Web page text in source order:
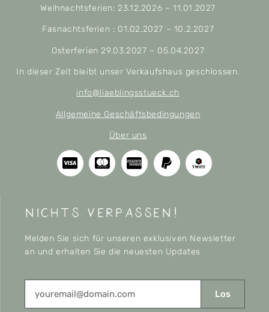
Weihnachtsferien: 23.12.2026 – 11.01.2027
Fasnachtsferien : 01.02.2027 – 10.2.2027
Osterferien 29.03.2027 – 05.04.2027
In dieser Zeit bleibt unser Verkaufshaus geschlossen.
info@liaeblingsstueck.ch
Allgemeine Geschäftsbedingungen
Über uns
nichts verpassen!
Melden Sie sich für unseren exklusiven Newsletter
an und erhalten Sie die neuesten Updates
Los